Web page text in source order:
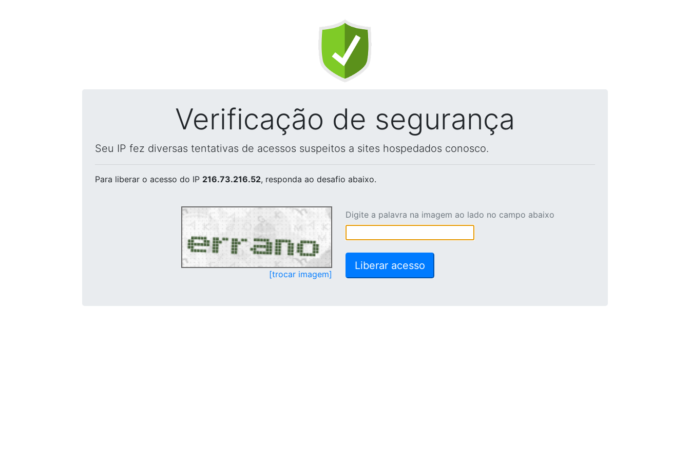
Verificação de segurança
Seu IP fez diversas tentativas de acessos suspeitos a sites hospedados conosco.
Para liberar o acesso do IP 216.73.216.52, responda ao desafio abaixo.
[trocar imagem]
Digite a palavra na imagem ao lado no campo abaixo